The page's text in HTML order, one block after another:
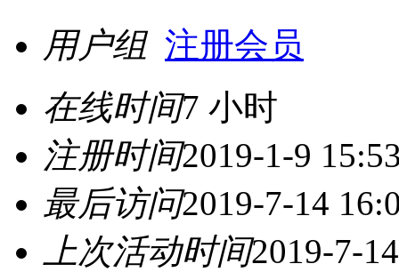
用户组 注册会员
在线时间7 小时
注册时间2019-1-9
最后访问2019-7-14
上次活动时间2019-7-